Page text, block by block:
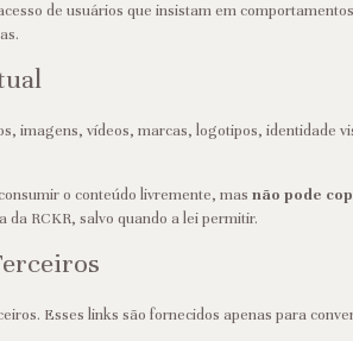
de usuários que insistam em
imagens, vídeos, marcas, logotipos, identidade
o conteúdo livremente, mas não pode
RCKR, salvo quando a lei permitir.
Esses links são fornecidos apenas para